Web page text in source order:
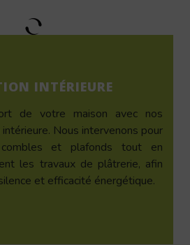
INTÉRIEURE
de votre maison avec nos
Nous intervenons pour
et plafonds tout en
les travaux de plâtrerie, afin
et efficacité énergétique.